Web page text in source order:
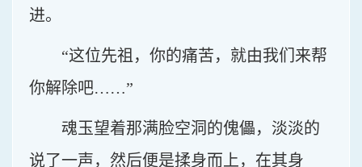
进。
“这位先祖，你的痛苦，就由我们来帮
你解除吧……”
魂玉望着那满脸空洞的傀儡，淡淡的
说了一声，然后便是揉身而上，在其身